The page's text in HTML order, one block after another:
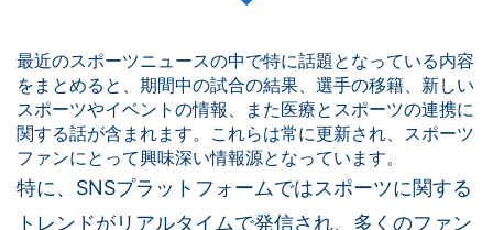
最近のスポーツニュースの中で特に話題となっている内容
をまとめると、期間中の試合の結果、選手の移籍、新しい
スポーツやイベントの情報、また医療とスポーツの連携に
関する話が含まれます。これらは常に更新され、スポーツ
ファンにとって興味深い情報源となっています。
特に、SNSプラットフォームではスポーツに関する
トレンドがリアルタイムで発信され、多くのファン